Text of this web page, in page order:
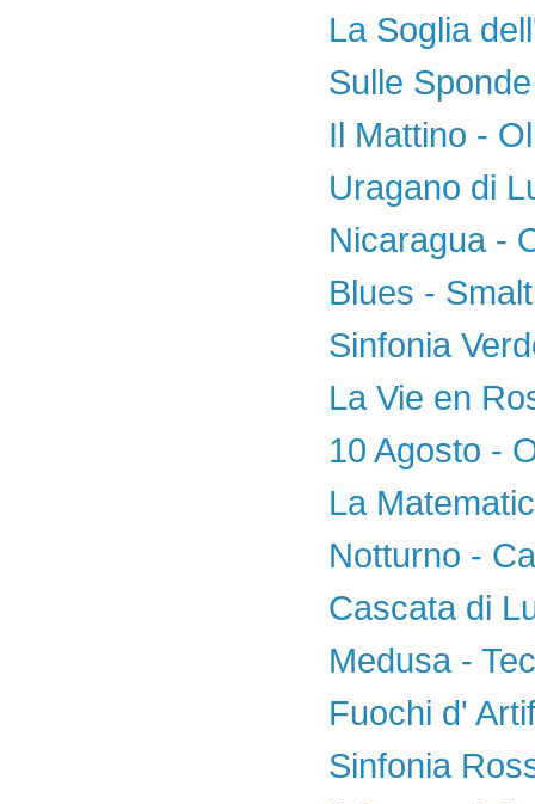
La Soglia
Sulle
Il Mattino -
Uragano di
Nicaragua -
Blues -
Sinfonia
La Vie en
10 Agosto -
La
Notturno -
Cascata di
Medusa -
Fuochi d'
Sinfonia